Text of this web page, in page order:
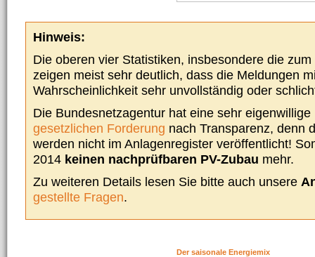
Hinweis:
Die oberen vier Statistiken, insbesondere die
zeigen meist sehr deutlich, dass die Meldungen
Wahrscheinlichkeit sehr unvollständig oder
Die Bundesnetzagentur hat eine sehr
gesetzlichen Forderung nach Transparenz, denn
werden nicht im Anlagenregister veröffentlicht!
2014 keinen nachprüfbaren PV-Zubau mehr.
Zu weiteren Details lesen Sie bitte auch unsere
gestellte Fragen.
Der saisonale Energiemix